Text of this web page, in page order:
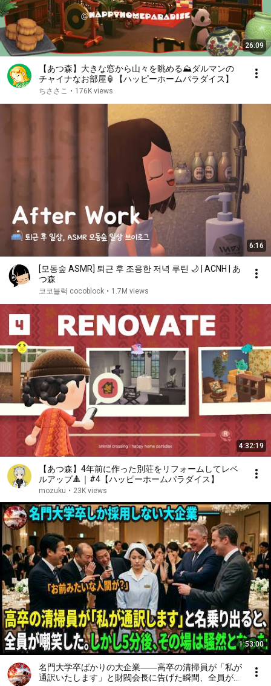
26:09
【あつ森】大きな窓から山々を眺める⛰️ダルマンの
チャイナなお部屋🏮【ハッピーホームパラダイス】
ちささこ • 176K views
6:16
[모동숲 ASMR] 퇴근 후 조용한 저녁 루틴 🌙 | ACNH | あ
つ森
코코블럭 cocoblock • 1.7M views
4:32:19
【あつ森】4年前に作った別荘をリフォームしてレベ
ルアップ🔺｜#4【ハッピーホームパラダイス】
mozuku • 23K views
1:53:00
名門大学卒ばかりの大企業――高卒の清掃員が「私が
通訳いたします」と財閥会長に告げた瞬間、全員が嘲